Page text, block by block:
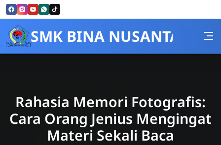
Skip to Content
SMK BINA NUSANTARA
Rahasia Memori Fotografis:
Cara Orang Jenius Mengingat
Materi Sekali Baca